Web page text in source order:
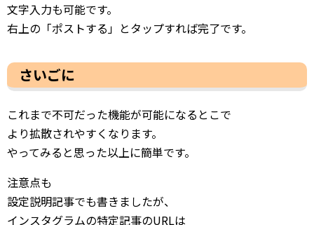
文字入力も可能です。
右上の「ポストする」とタップすれば完了です。
さいごに
これまで不可だった機能が可能になるとこで
より拡散されやすくなります。
やってみると思った以上に簡単です。
注意点も
設定説明記事でも書きましたが、
インスタグラムの特定記事のURLは